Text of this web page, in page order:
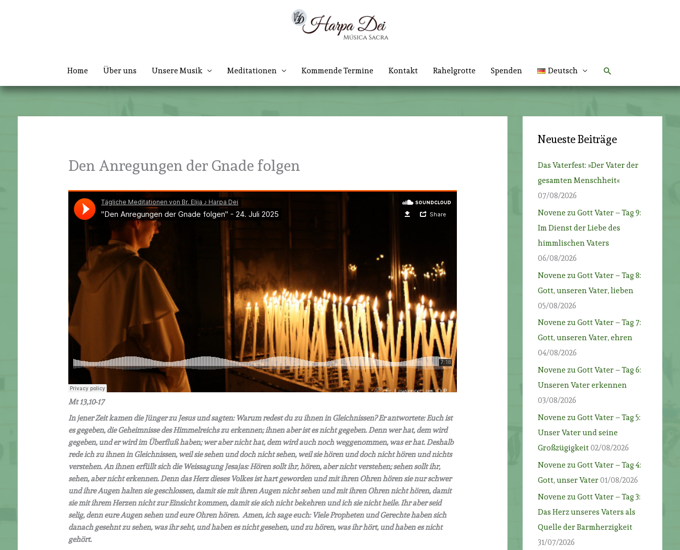
Home Über uns Unsere Musik Meditationen Kommende Termine Kontakt Rahelgrotte Spenden Deutsch Suchen
Den Anregungen der Gnade folgen
Mt 13,10-17
In jener Zeit kamen die Jünger zu Jesus und sagten: Warum redest du zu ihnen in Gleichnissen? Er antwortete: Euch ist
es gegeben, die Geheimnisse des Himmelreichs zu erkennen; ihnen aber ist es nicht gegeben. Denn wer hat, dem wird
gegeben, und er wird im Überfluß haben; wer aber nicht hat, dem wird auch noch weggenommen, was er hat. Deshalb
rede ich zu ihnen in Gleichnissen, weil sie sehen und doch nicht sehen, weil sie hören und doch nicht hören und nichts
verstehen. An ihnen erfüllt sich die Weissagung Jesajas: Hören sollt ihr, hören, aber nicht verstehen; sehen sollt ihr,
sehen, aber nicht erkennen. Denn das Herz dieses Volkes ist hart geworden und mit ihren Ohren hören sie nur schwer
und ihre Augen halten sie geschlossen, damit sie mit ihren Augen nicht sehen und mit ihren Ohren nicht hören, damit
sie mit ihrem Herzen nicht zur Einsicht kommen, damit sie sich nicht bekehren und ich sie nicht heile. Ihr aber seid
selig, denn eure Augen sehen und eure Ohren hören. Amen, ich sage euch: Viele Propheten und Gerechte haben sich
danach gesehnt zu sehen, was ihr seht, und haben es nicht gesehen, und zu hören, was ihr hört, und haben es nicht
gehört.
Neueste Beiträge
Das Vaterfest: »Der Vater der
gesamten Menschheit«
07/08/2026
Novene zu Gott Vater – Tag 9:
Im Dienst der Liebe des
himmlischen Vaters
06/08/2026
Novene zu Gott Vater – Tag 8:
Gott, unseren Vater, lieben
05/08/2026
Novene zu Gott Vater – Tag 7:
Gott, unseren Vater, ehren
04/08/2026
Novene zu Gott Vater – Tag 6:
Unseren Vater erkennen
03/08/2026
Novene zu Gott Vater – Tag 5:
Unser Vater und seine
Großzügigkeit02/08/2026
Novene zu Gott Vater – Tag 4:
Gott, unser Vater01/08/2026
Novene zu Gott Vater – Tag 3:
Das Herz unseres Vaters als
Quelle der Barmherzigkeit
31/07/2026